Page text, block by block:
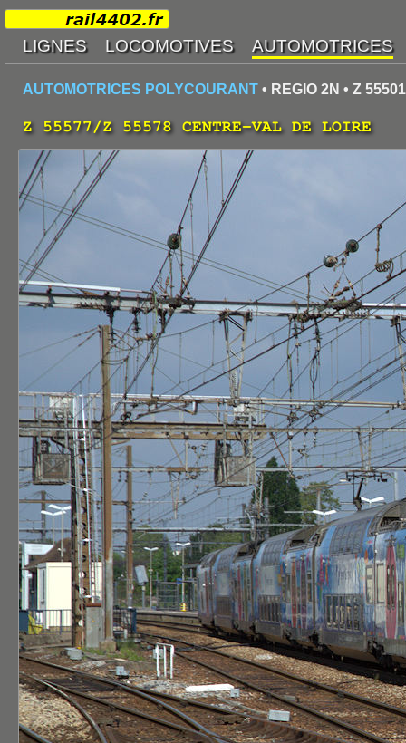
AUTOMOTRICES POLYCOURANT • REGIO 2N • Z
Z 55577/Z 55578 CENTRE-VAL DE LOIRE